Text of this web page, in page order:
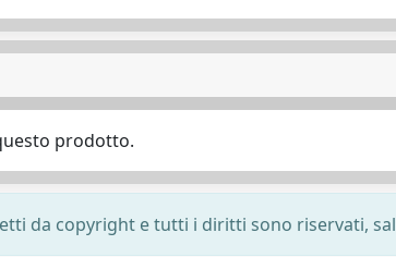
prodotto.
da copyright e tutti i diritti sono riservati,